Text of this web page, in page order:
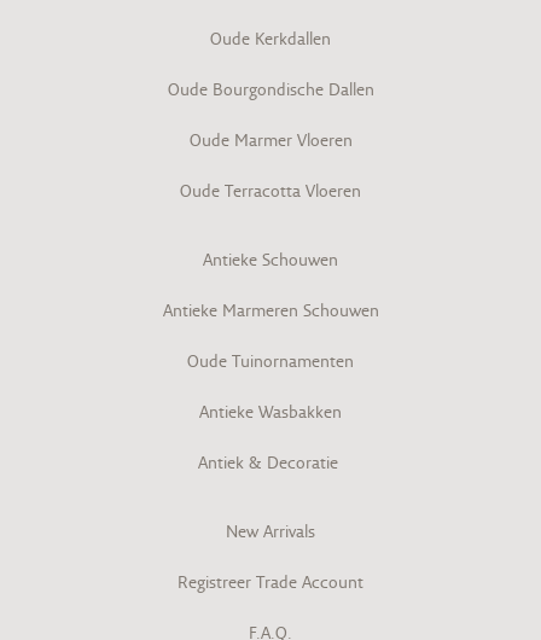
Oude Kerkdallen
Oude Bourgondische Dallen
Oude Marmer Vloeren
Oude Terracotta Vloeren
Antieke Schouwen
Antieke Marmeren Schouwen
Oude Tuinornamenten
Antieke Wasbakken
Antiek & Decoratie
New Arrivals
Registreer Trade Account
F.A.Q.